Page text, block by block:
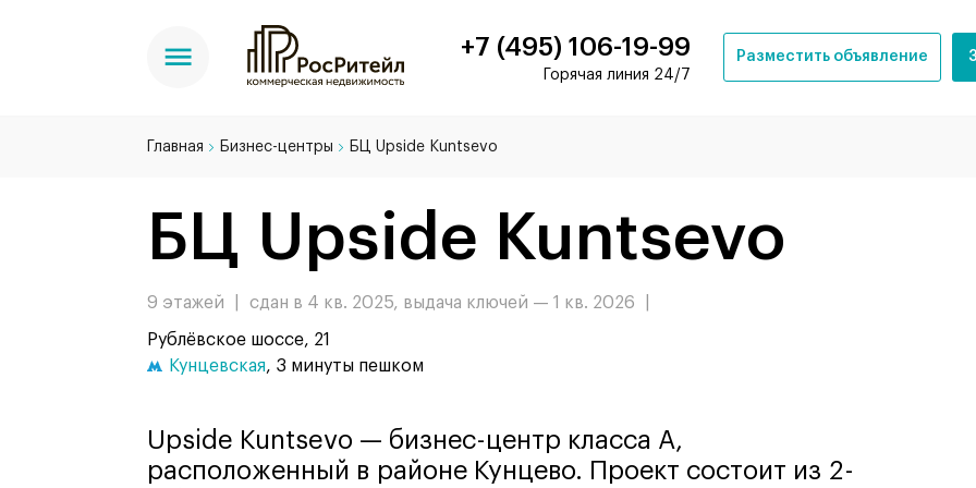
+7 (495) 106-19-99
Горячая линия 24/7
Разместить объявление
Главная Бизнес-центры БЦ Upside Kuntsevo
БЦ Upside Kuntsevo
9 этажей сдан в 4 кв. 2025, выдача ключей — 1 кв. 2026
Рублёвское шоссе, 21
Кунцевская, 3 минуты пешком
Upside Kuntsevo — бизнес-центр класса А,
расположенный в районе Кунцево. Проект состоит из 2-